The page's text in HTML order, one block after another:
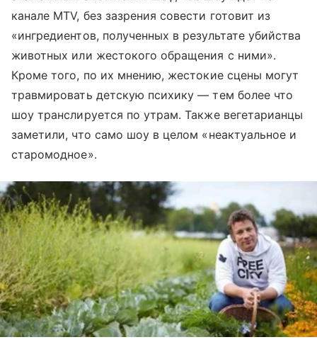
канале MTV, без зазрения совести готовит из
«ингредиентов, полученных в результате убийства
животных или жестокого обращения с ними».
Кроме того, по их мнению, жестокие сцены могут
травмировать детскую психику — тем более что
шоу транслируется по утрам. Также вегетарианцы
заметили, что само шоу в целом «неактуальное и
старомодное».